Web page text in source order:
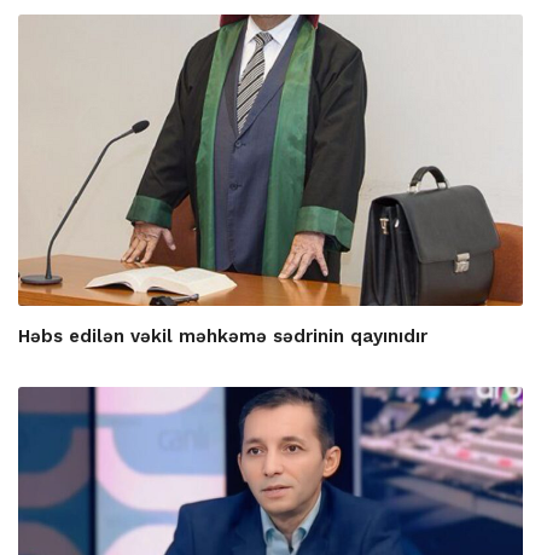
Həbs edilən vəkil məhkəmə sədrinin qayınıdır